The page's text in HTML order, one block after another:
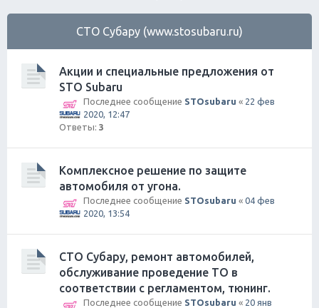
СТО Субару (www.stosubaru.ru)
Акции и специальные предложения от
STO Subaru
Последнее сообщение STOsubaru « 22 фев
2020, 12:47
Ответы: 3
Комплексное решение по защите
автомобиля от угона.
Последнее сообщение STOsubaru « 04 фев
2020, 13:54
СТО Субару, ремонт автомобилей,
обслуживание проведение ТО в
соответствии с регламентом, тюнинг.
Последнее сообщение STOsubaru « 20 янв